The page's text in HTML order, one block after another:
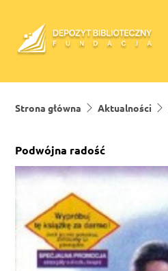
Strona główna Aktualności
Podwójna radość